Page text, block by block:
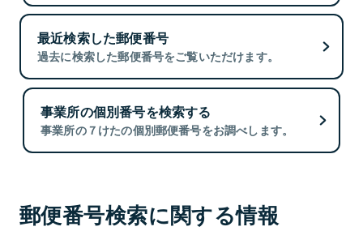
最近検索した郵便番号
過去に検索した郵便番号をご覧いただけます。
事業所の個別番号を検索する
事業所の７けたの個別郵便番号をお調べします。
郵便番号検索に関する情報